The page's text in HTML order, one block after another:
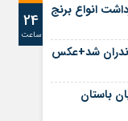
24
ساعت
انواع برنج
شد+عکس
باستان